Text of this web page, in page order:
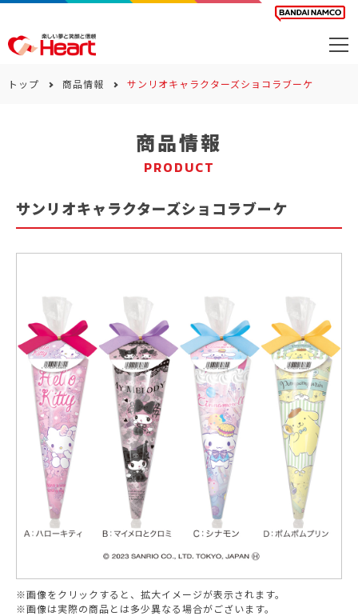
サステナビリティ
トップ 商品情報 サンリオキャラクターズショコラブーケ
商品情報
PRODUCT
サンリオキャラクターズショコラブーケ
※画像をクリックすると、拡大イメージが表示されます。
※画像は実際の商品とは多少異なる場合がございます。